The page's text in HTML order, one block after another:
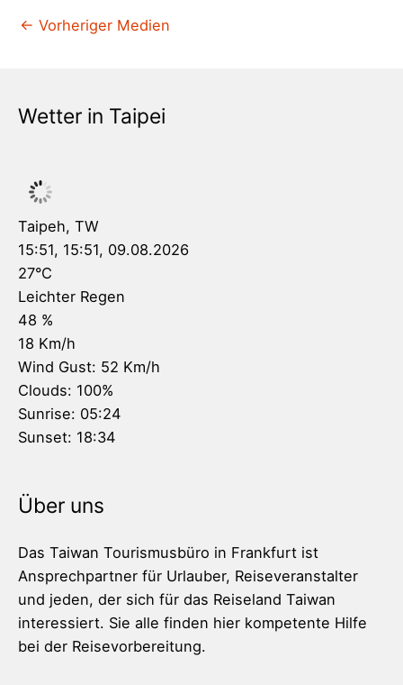
← Vorheriger Medien
Wetter in Taipei
Taipeh, TW
15:51, 15:51, 09.08.2026
27°C
Leichter Regen
48 %
18 Km/h
Wind Gust: 52 Km/h
Clouds: 100%
Sunrise: 05:24
Sunset: 18:34
Über uns
Das Taiwan Tourismusbüro in Frankfurt ist
Ansprechpartner für Urlauber, Reiseveranstalter
und jeden, der sich für das Reiseland Taiwan
interessiert. Sie alle finden hier kompetente Hilfe
bei der Reisevorbereitung.